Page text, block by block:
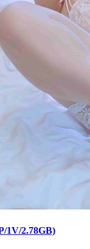
1V/2.78GB)